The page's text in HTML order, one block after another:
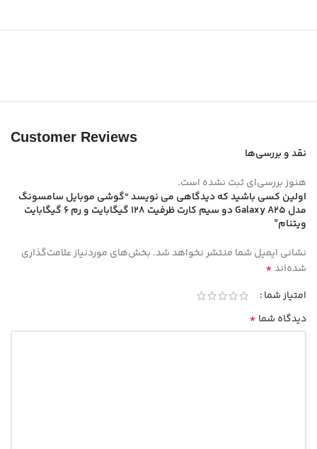
Customer Reviews
نقد و بررسی‌ها
هنوز بررسی‌ای ثبت نشده است.
اولین کسی باشید که دیدگاهی می نویسد “گوشی موبایل سامسونگ
مدل Galaxy A25 دو سیم کارت ظرفیت 128 گیگابایت و رم 6 گیگابایت
ویتنام”
نشانی ایمیل شما منتشر نخواهد شد. بخش‌های موردنیاز علامت‌گذاری
شده‌اند*
امتیاز شما
دیدگاه شما *